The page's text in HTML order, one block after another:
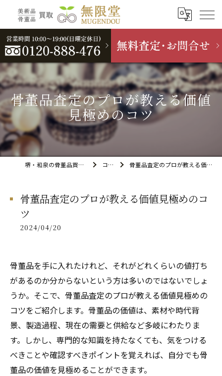
骨董品査定のプロが教える価値
見極めのコツ
堺・和泉の骨董品買取なら無限堂 コラム 骨董品査定のプロが教える価値見極めのコツ
骨董品査定のプロが教える価値見極めのコ
ツ
2024/04/20
骨董品を手に入れたけれど、それがどれくらいの値打ち
があるのか分からないという方は多いのではないでしょ
うか。そこで、骨董品査定のプロが教える価値見極めの
コツをご紹介します。骨董品の価値は、素材や時代背
景、製造過程、現在の需要と供給など多岐にわたりま
す。しかし、専門的な知識を持たなくても、気をつける
べきことや確認すべきポイントを覚えれば、自分でも骨
董品の価値を見極めることができます。